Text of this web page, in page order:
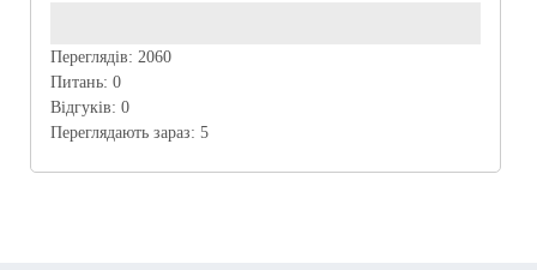
Переглядів: 2060
Питань: 0
Відгуків: 0
Переглядають зараз: 5